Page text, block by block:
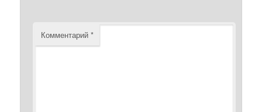
Комментарий*